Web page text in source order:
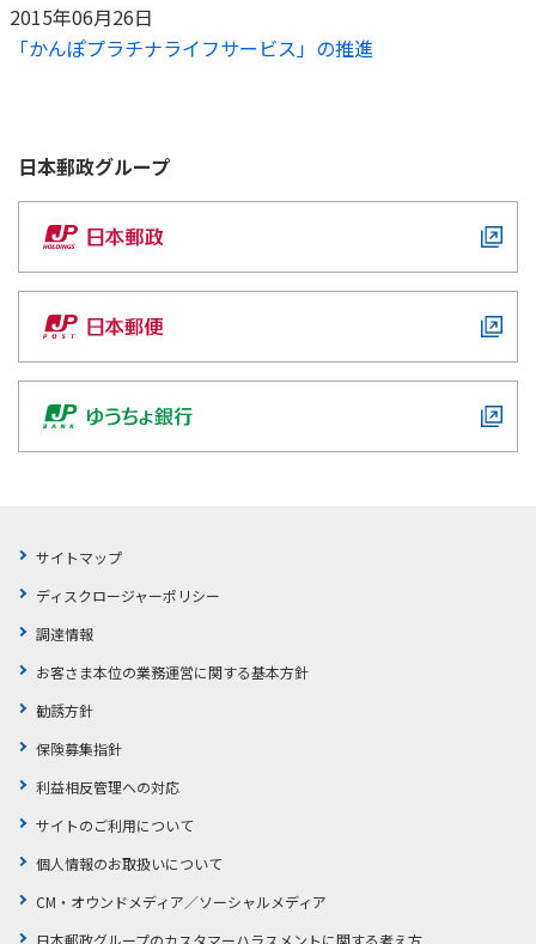
2015年06月26日
「かんぽプラチナライフサービス」の推進
日本郵政グループ
サイトマップ
ディスクロージャーポリシー
調達情報
お客さま本位の業務運営に関する基本方針
勧誘方針
保険募集指針
利益相反管理への対応
サイトのご利用について
個人情報のお取扱いについて
CM・オウンドメディア／ソーシャルメディア
日本郵政グループのカスタマーハラスメントに関する考え方